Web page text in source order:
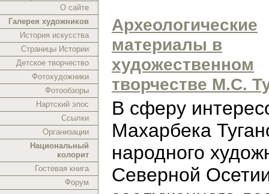
О сайте
Галерея художников
История искусства
Страницы Истории
Детское творчество
Фотохудожники
Фотообзоры
Нартский эпос
Ссылки
Организации
Национальный
колорит
Гостевая книга
Форум
Археологические
материалы в
художественном
творчестве М.С.
В cферу
Махарбека
народного
Северной